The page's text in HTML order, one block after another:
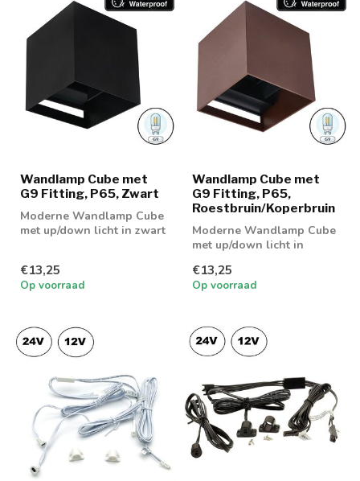
Wandlamp Cube met
G9 Fitting, P65, Zwart
Moderne Wandlamp Cube
met up/down licht in zwart
€13,25
Op voorraad
Wandlamp Cube met
G9 Fitting, P65,
Roestbruin/Koperbruin
Moderne Wandlamp Cube
met up/down licht in
behuizing
€13,25
Op voorraad